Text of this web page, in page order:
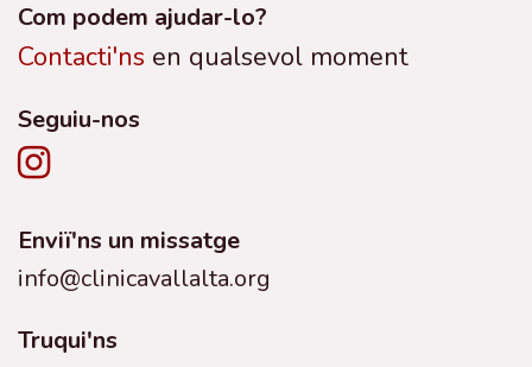
Com podem ajudar-lo?
Contacti'ns en qualsevol moment
Seguiu-nos
Enviï'ns un missatge
info@clinicavallalta.org
Truqui'ns